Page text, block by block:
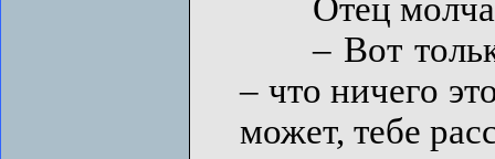
Отец
– Вот только
– что ничего
может, тебе